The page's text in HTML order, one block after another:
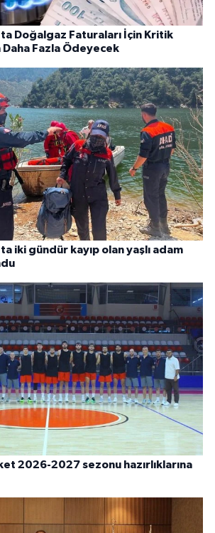
Doğalgaz Faturaları İçin Kritik
Daha Fazla Ödeyecek
iki gündür kayıp olan yaşlı adam
2026-2027 sezonu hazırlıklarına